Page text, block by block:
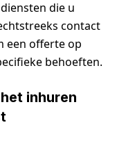
die u
contact
een offerte op
behoeften.
inhuren